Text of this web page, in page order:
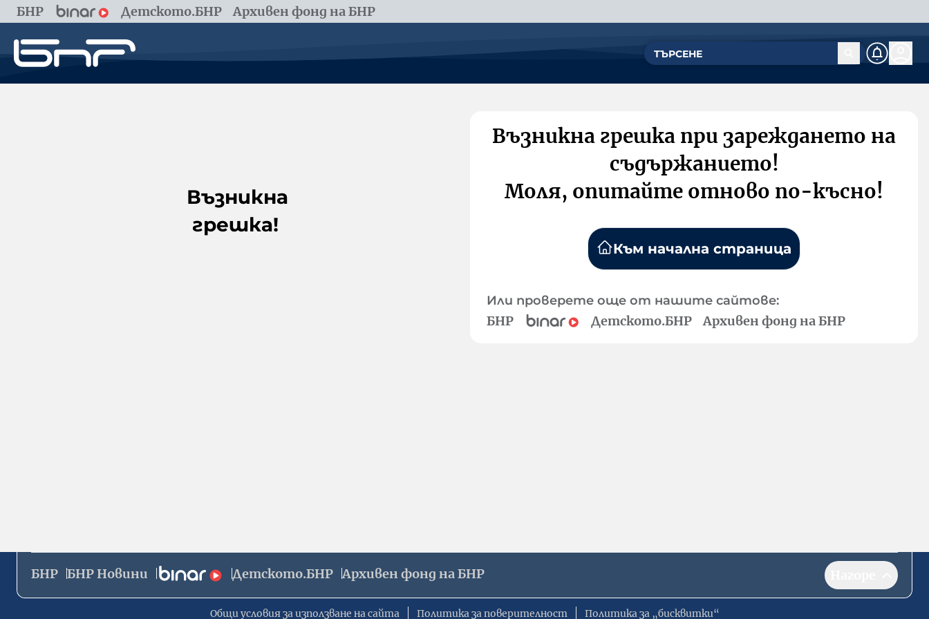
БНР Детското.БНР Архивен фонд на БНР
Възникна
грешка!
Възникна грешка при зареждането на
съдържанието!
Моля, опитайте отново по-късно!
Към начална страница
Или проверете още от нашите сайтове:
БНР Детското.БНР Архивен фонд на БНР
БНР БНР Новини Детското.БНР Архивен фонд на БНР
Общи условия за използване на сайта Политика за поверителност Политика за „бисквитки“